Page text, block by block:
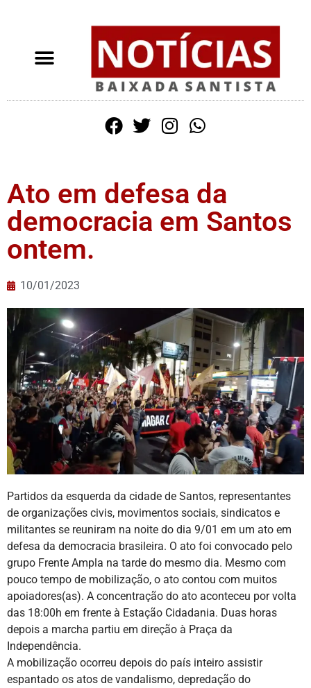
Ato em defesa da
democracia em Santos
ontem.
10/01/2023
Partidos da esquerda da cidade de Santos, representantes
de organizações civis, movimentos sociais, sindicatos e
militantes se reuniram na noite do dia 9/01 em um ato em
defesa da democracia brasileira. O ato foi convocado pelo
grupo Frente Ampla na tarde do mesmo dia. Mesmo com
pouco tempo de mobilização, o ato contou com muitos
apoiadores(as). A concentração do ato aconteceu por volta
das 18:00h em frente à Estação Cidadania. Duas horas
depois a marcha partiu em direção à Praça da
Independência.
A mobilização ocorreu depois do país inteiro assistir
espantado os atos de vandalismo, depredação do